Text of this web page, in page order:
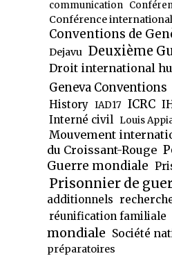
communication
Conférence
Conventions de
Dejavu Deuxième
Droit international
Geneva Conventions
History IAD17 ICRC
Interné civil Louis
Mouvement
du Croissant-Rouge
Guerre mondiale
Prisonnier de
additionnels
réunification familiale
mondiale Société
préparatoires